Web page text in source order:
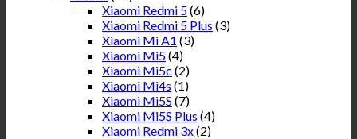
Xiaomi Redmi 5(6)
Xiaomi Redmi 5 Plus (3)
Xiaomi Mi A1 (3)
Xiaomi Mi5(4)
Xiaomi Mi5c (2)
Xiaomi Mi4s (1)
Xiaomi Mi5S (7)
Xiaomi Mi5S Plus (4)
Xiaomi Redmi 3x(2)